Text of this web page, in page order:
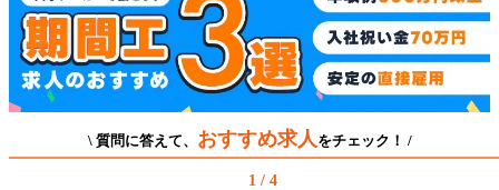
\ 質問に答えて、 おすすめ求人 をチェック！ /
1 / 4